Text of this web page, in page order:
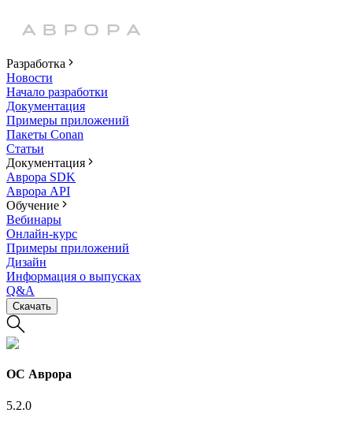
Разработка
Новости
Начало разработки
Документация
Примеры приложений
Пакеты Conan
Статьи
Документация
Аврора SDK
Аврора API
Обучение
Вебинары
Онлайн-курс
Примеры приложений
Дизайн
Информация о выпусках
Q&A
Скачать
ОС Аврора
5.2.0